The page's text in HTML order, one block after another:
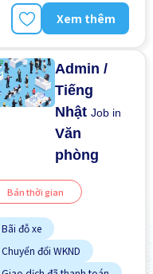
Xem thêm
Admin /
Tiếng
NhậtJob in
Văn
phòng
Bán thời gian
Bãi đỗ xe
Chuyển đổi WKND